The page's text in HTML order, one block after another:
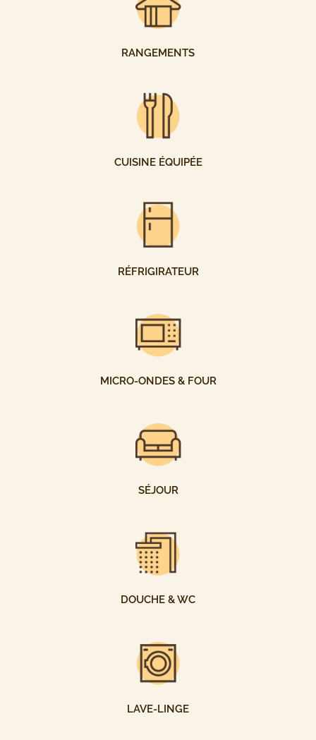
RANGEMENTS
CUISINE ÉQUIPÉE
RÉFRIGIRATEUR
MICRO-ONDES & FOUR
SÉJOUR
DOUCHE & WC
LAVE-LINGE